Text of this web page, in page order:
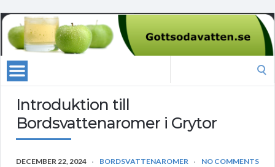
Introduktion till
Bordsvattenaromer i Grytor
DECEMBER 22, 2024 BORDSVATTENAROMER NO COMMENTS